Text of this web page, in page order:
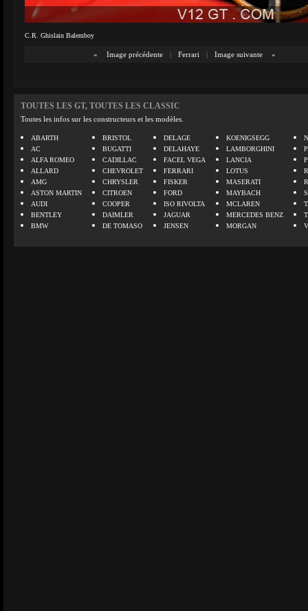
C.R. Ghislain Balemboy
« Image précédente | Ferrari | Image suivante »
TOUTES LES GT, TOUTES LES CLASSIC
Toutes les infos sur les constructeurs et les modèles.
ABARTH
AC
ALFA ROMEO
ALLARD
AMG
ASTON MARTIN
AUDI
BENTLEY
BMW
BRISTOL
BUGATTI
CADILLAC
CHEVROLET
CHRYSLER
CITROEN
COOPER
DAIMLER
DE TOMASO
DELAGE
DELAHAYE
FACEL VEGA
FERRARI
FISKER
FORD
ISO RIVOLTA
JAGUAR
JENSEN
KOENIGSEGG
LAMBORGHINI
LANCIA
LOTUS
MASERATI
MAYBACH
MCLAREN
MERCEDES BENZ
MORGAN